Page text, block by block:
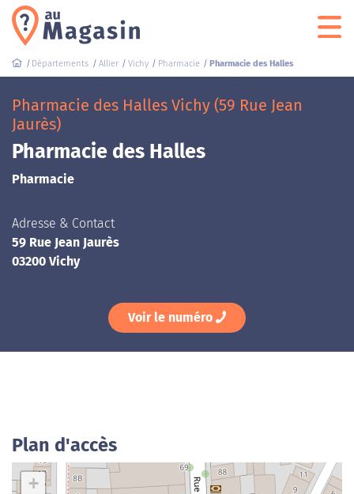
Départements Allier Vichy Pharmacie Pharmacie des Halles
Pharmacie des Halles Vichy (59 Rue Jean
Jaurès)
Pharmacie des Halles
Pharmacie
Adresse & Contact
59 Rue Jean Jaurès
03200 Vichy
Voir le numéro
Plan d'accès
+